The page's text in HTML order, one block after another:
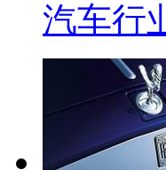
汽车行